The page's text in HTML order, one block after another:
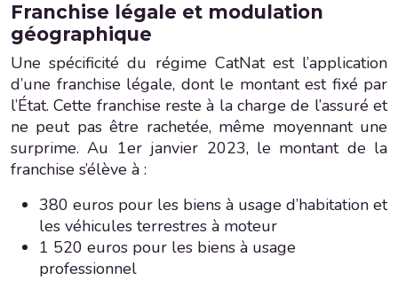
Franchise légale et modulation
géographique
Une spécificité du régime CatNat est l’application
d’une franchise légale, dont le montant est fixé par
l’État. Cette franchise reste à la charge de l’assuré et
ne peut pas être rachetée, même moyennant une
surprime. Au 1er janvier 2023, le montant de la
franchise s’élève à :
380 euros pour les biens à usage d’habitation et
les véhicules terrestres à moteur
1 520 euros pour les biens à usage
professionnel